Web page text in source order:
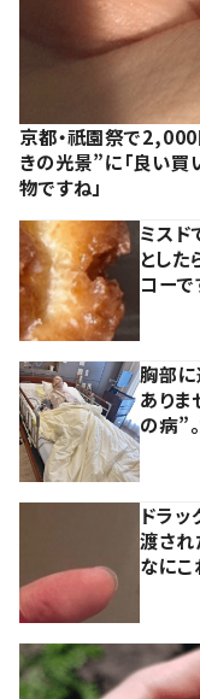
京都・祇園祭で
きの光景”に「良い買
物ですね」
ミスド
とし
コーで
胸部に
ありま
の病”
ドラ
渡され
なにこ